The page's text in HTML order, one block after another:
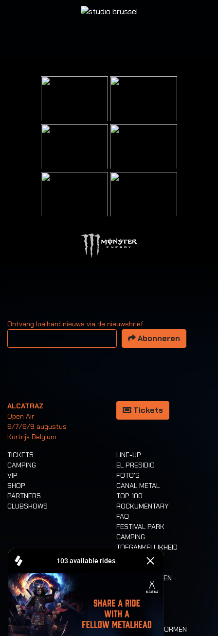
Ontvang loeihard nieuws via de nieuwsbrief
Uw email adres
Abonneren
ALCATRAZ
Open Air
6/7/8/9 augustus
Kortrijk Belgium
Tickets
TICKETS
CAMPING
VIP
SHOP
PARTNERS
CLUBSHOWS
LINE-UP
EL PRESIDIO
FOTO'S
CANAL METAL
TOP 100
ROCKUMENTARY
FAQ
FESTIVAL PARK
CAMPING
TOEGANKELIJKHEID
CASHLESS
ETEN EN DRINKEN
MOBILITEIT
LONE WOLVES
PLATTEGROND
DEATH RIDE
WAARDEN EN NORMEN